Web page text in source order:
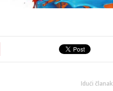
Idući članak